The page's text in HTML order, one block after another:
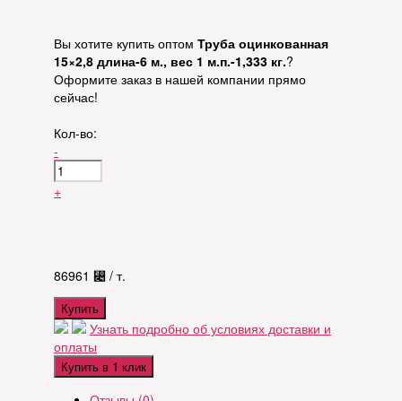
Вы хотите купить оптом Труба оцинкованная
15×2,8 длина-6 м., вес 1 м.п.-1,333 кг.?
Оформите заказ в нашей компании прямо
сейчас!
Кол-во:
-
+
86961 ⃄ / т.
Купить
Узнать подробно об условиях доставки и
оплаты
Купить в 1 клик